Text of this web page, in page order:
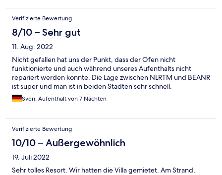
Verifizierte Bewertung
8/10 – Sehr gut
11. Aug. 2022
Nicht gefallen hat uns der Punkt, dass der Ofen nicht
funktionierte und auch während unseres Aufenthalts nicht
repariert werden konnte. Die Lage zwischen NLRTM und BEANR
ist super und man ist in beiden Städten sehr schnell.
Sven, Aufenthalt von 7 Nächten
Verifizierte Bewertung
10/10 – Außergewöhnlich
19. Juli 2022
Sehr tolles Resort. Wir hatten die Villa gemietet. Am Strand,